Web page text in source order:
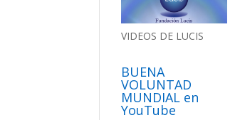
VIDEOS DE LUCIS
BUENA
VOLUNTAD
MUNDIAL en
YouTube